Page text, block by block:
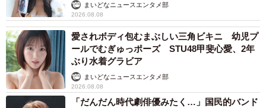
まいどなニュースエンタメ部
2026.08.08
愛されボディ包むまぶしい三角ビキニ 幼児プ
ールでむぎゅっポーズ STU48甲斐心愛、2年
ぶり水着グラビア
まいどなニュースエンタメ部
2026.08.08
「だんだん時代劇俳優みたく…」国民的バンド